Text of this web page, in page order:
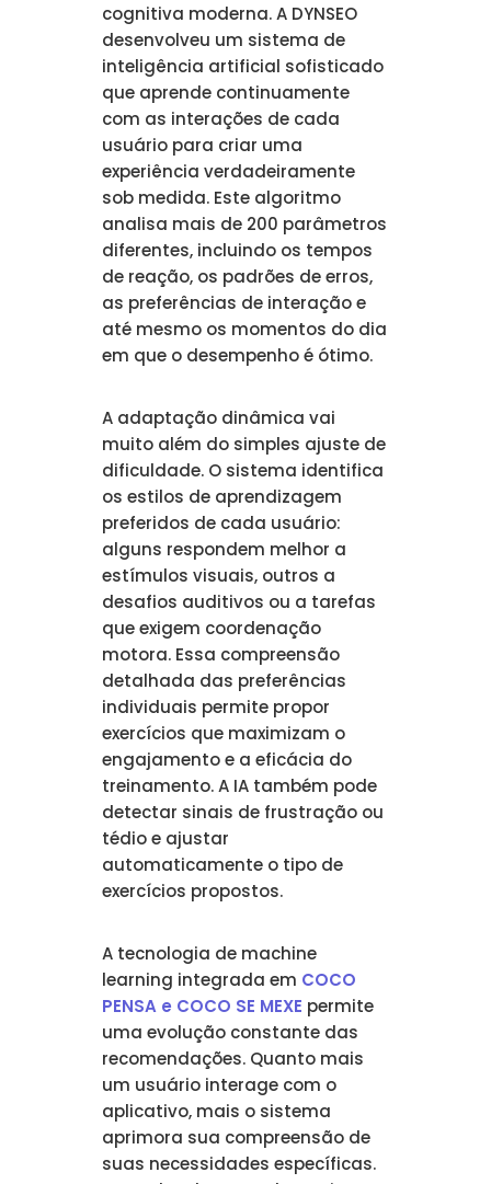
cognitiva moderna. A DYNSEO
desenvolveu um sistema de
inteligência artificial sofisticado
que aprende continuamente
com as interações de cada
usuário para criar uma
experiência verdadeiramente
sob medida. Este algoritmo
analisa mais de 200 parâmetros
diferentes, incluindo os tempos
de reação, os padrões de erros,
as preferências de interação e
até mesmo os momentos do dia
em que o desempenho é ótimo.
A adaptação dinâmica vai
muito além do simples ajuste de
dificuldade. O sistema identifica
os estilos de aprendizagem
preferidos de cada usuário:
alguns respondem melhor a
estímulos visuais, outros a
desafios auditivos ou a tarefas
que exigem coordenação
motora. Essa compreensão
detalhada das preferências
individuais permite propor
exercícios que maximizam o
engajamento e a eficácia do
treinamento. A IA também pode
detectar sinais de frustração ou
tédio e ajustar
automaticamente o tipo de
exercícios propostos.
A tecnologia de machine
learning integrada em COCO
PENSA e COCO SE MEXE permite
uma evolução constante das
recomendações. Quanto mais
um usuário interage com o
aplicativo, mais o sistema
aprimora sua compreensão de
suas necessidades específicas.